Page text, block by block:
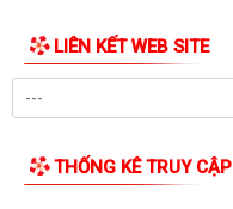
LIÊN KẾT WEB SITE
THỐNG KÊ TRUY CẬP